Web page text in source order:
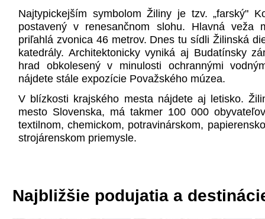
Najtypickejším symbolom Žiliny je tzv. „farský"
postavený v renesančnom slohu. Hlavná
priľahlá zvonica 46 metrov. Dnes tu sídli Žilinská
katedrály. Architektonicky vyniká aj Budatínsky
hrad obkolesený v minulosti ochrannými
nájdete stále expozície Považského múzea.
V blízkosti krajského mesta nájdete aj letisko.
mesto Slovenska, má takmer 100 000
textilnom, chemickom, potravinárskom,
strojárenskom priemysle.
Najbližšie podujatia a